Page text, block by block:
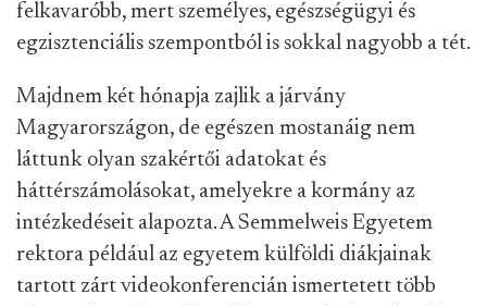
felkavaróbb, mert személyes, egészségügyi és
egzisztenciális szempontból is sokkal nagyobb a tét.
Majdnem két hónapja zajlik a járvány
Magyarországon, de egészen mostanáig nem
láttunk olyan szakértői adatokat és
háttérszámolásokat, amelyekre a kormány az
intézkedéseit alapozta. A Semmelweis Egyetem
rektora például az egyetem külföldi diákjainak
tartott zárt videokonferencián ismertetett több